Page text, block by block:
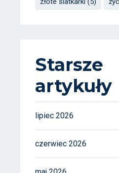
Starsze
artykuły
lipiec 2026
czerwiec 2026